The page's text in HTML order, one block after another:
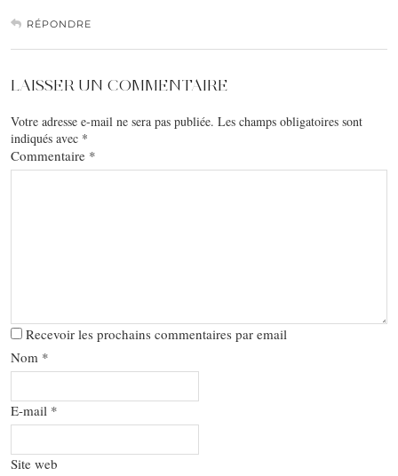
RÉPONDRE
LAISSER UN COMMENTAIRE
Votre adresse e-mail ne sera pas publiée. Les champs obligatoires sont
indiqués avec *
Commentaire *
Recevoir les prochains commentaires par email
Nom *
E-mail *
Site web